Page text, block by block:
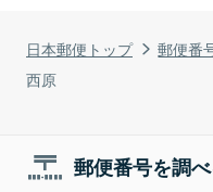
日本郵便トップ 郵便番
西原
郵便番号を調